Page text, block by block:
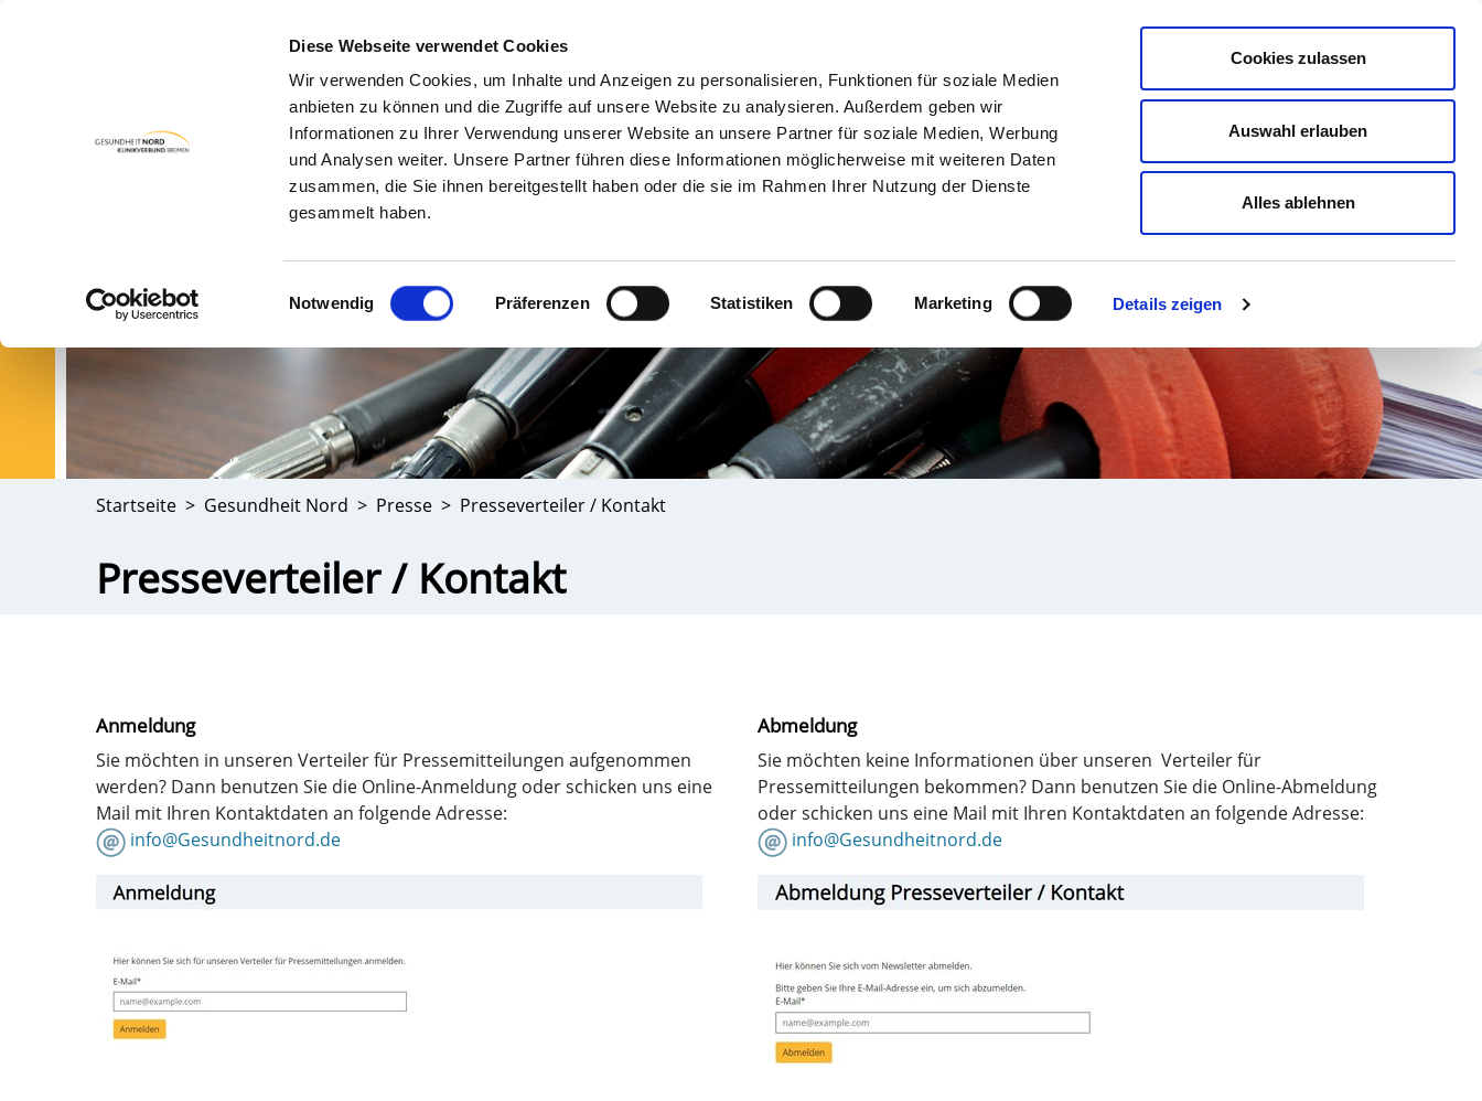
Diese Webseite verwendet Cookies
Wir verwenden Cookies, um Inhalte und Anzeigen zu personalisieren, Funktionen für soziale Medien
anbieten zu können und die Zugriffe auf unsere Website zu analysieren. Außerdem geben wir
Informationen zu Ihrer Verwendung unserer Website an unsere Partner für soziale Medien, Werbung
und Analysen weiter. Unsere Partner führen diese Informationen möglicherweise mit weiteren Daten
zusammen, die Sie ihnen bereitgestellt haben oder die sie im Rahmen Ihrer Nutzung der Dienste
gesammelt haben.
Einwilligungsauswahl
Notwendig Präferenzen Statistiken Marketing Details zeigen
Cookies zulassen
Auswahl erlauben
Alles ablehnen
Leichte Sprache Kontrast
PATIENT & BESUCHER KRANKENHÄUSER & KLINIKEN KARRIERE & AUSBILDUNG GESUNDHEIT NORD Suche
Startseite Gesundheit Nord Presse Presseverteiler / Kontakt
Presseverteiler / Kontakt
Anmeldung
Sie möchten in unseren Verteiler für Pressemitteilungen aufgenommen
werden? Dann benutzen Sie die Online-Anmeldung oder schicken uns eine
Mail mit Ihren Kontaktdaten an folgende Adresse:
info@Gesundheitnord.de
Abmeldung
Sie möchten keine Informationen über unseren Verteiler für
Pressemitteilungen bekommen? Dann benutzen Sie die Online-Abmeldung
oder schicken uns eine Mail mit Ihren Kontaktdaten an folgende Adresse:
info@Gesundheitnord.de